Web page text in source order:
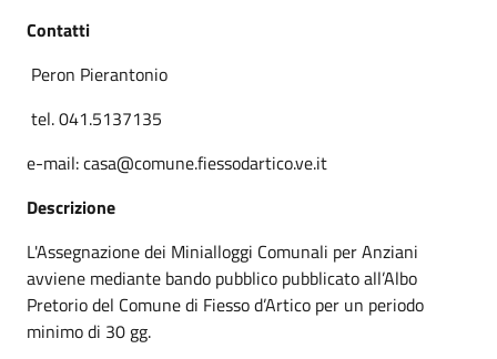
Contatti
Peron Pierantonio
tel. 041.5137135
e-mail: casa@comune.fiessodartico.ve.it
Descrizione
L'Assegnazione dei Minialloggi Comunali per Anziani
avviene mediante bando pubblico pubblicato all’Albo
Pretorio del Comune di Fiesso d’Artico per un periodo
minimo di 30 gg.